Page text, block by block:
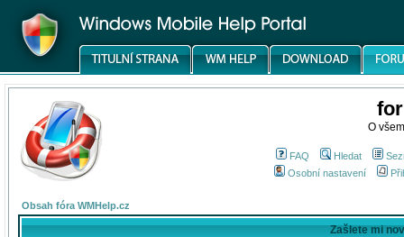
O
FAQ Hledat
Osobní nastavení
Obsah fóra WMHelp.cz
Zašlete mi